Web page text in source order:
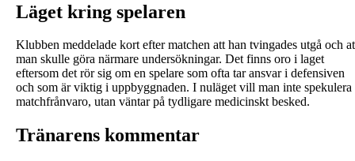
Läget kring spelaren
Klubben meddelade kort efter matchen att han tvingades utgå och
man skulle göra närmare undersökningar. Det finns oro i laget
eftersom det rör sig om en spelare som ofta tar ansvar i defensiven
och som är viktig i uppbyggnaden. I nuläget vill man inte spekulera
matchfrånvaro, utan väntar på tydligare medicinskt besked.
Tränarens kommentar